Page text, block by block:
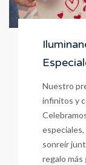
Nuestro
infinitos y
sonreír
regalo más